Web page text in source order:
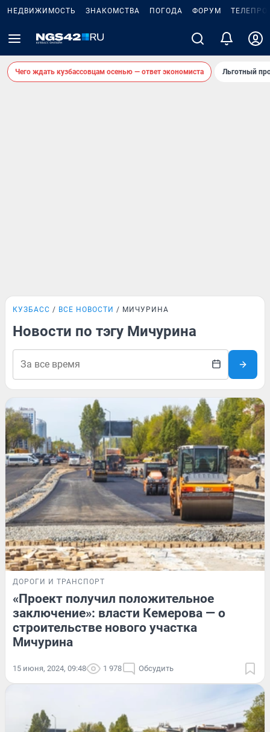
НЕДВИЖИМОСТЬ ЗНАКОМСТВА ПОГОДА ФОРУМ
Чего ждать кузбассовцам осенью — ответ экономиста Льготный
КУЗБАСС ВСЕ НОВОСТИ МИЧУРИНА
Новости по тэгу Мичурина
ДОРОГИ И ТРАНСПОРТ
«Проект получил положительное
заключение»: власти Кемерова — о
строительстве нового участка
Мичурина
15 июня, 2024, 09:48 1 978 Обсудить